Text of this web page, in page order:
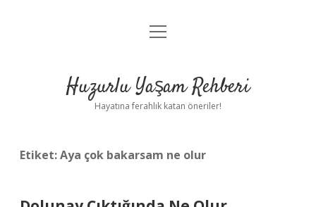
Anasayfa
Yasal Uyarı
menüyü
Huzurlu Yaşam Rehberi
Hayatına ferahlık katan öneriler!
Etiket:Aya çok bakarsam ne olur